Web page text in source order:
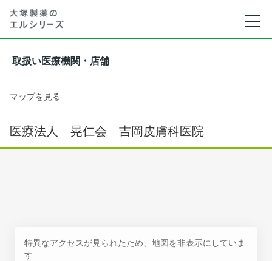
取扱い医療機関・店舗
マップを見る
医療法人 晃仁会 吉岡皮膚科医院
特異なアクセスが見られたため、地図を非表示にしていま
す